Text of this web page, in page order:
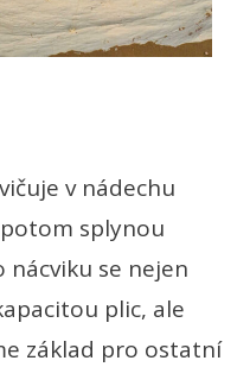
v nádechu
splynou
se nejen
plic, ale
základ pro ostatní